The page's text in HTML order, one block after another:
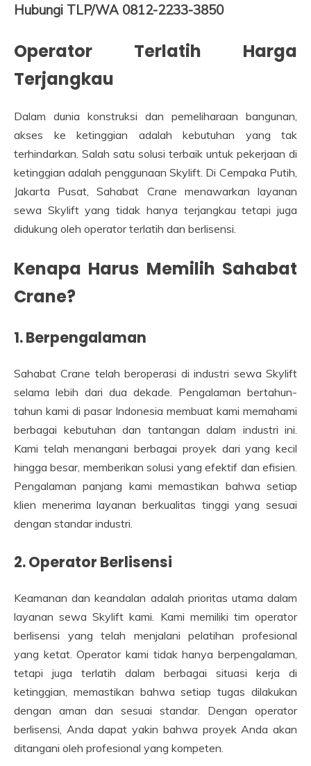
Hubungi TLP/WA 0812-2233-3850
Operator Terlatih Harga
Terjangkau
Dalam dunia konstruksi dan pemeliharaan bangunan,
akses ke ketinggian adalah kebutuhan yang tak
terhindarkan. Salah satu solusi terbaik untuk pekerjaan di
ketinggian adalah penggunaan Skylift. Di Cempaka Putih,
Jakarta Pusat, Sahabat Crane menawarkan layanan
sewa Skylift yang tidak hanya terjangkau tetapi juga
didukung oleh operator terlatih dan berlisensi.
Kenapa Harus Memilih Sahabat
Crane?
1. Berpengalaman
Sahabat Crane telah beroperasi di industri sewa Skylift
selama lebih dari dua dekade. Pengalaman bertahun-
tahun kami di pasar Indonesia membuat kami memahami
berbagai kebutuhan dan tantangan dalam industri ini.
Kami telah menangani berbagai proyek dari yang kecil
hingga besar, memberikan solusi yang efektif dan efisien.
Pengalaman panjang kami memastikan bahwa setiap
klien menerima layanan berkualitas tinggi yang sesuai
dengan standar industri.
2. Operator Berlisensi
Keamanan dan keandalan adalah prioritas utama dalam
layanan sewa Skylift kami. Kami memiliki tim operator
berlisensi yang telah menjalani pelatihan profesional
yang ketat. Operator kami tidak hanya berpengalaman,
tetapi juga terlatih dalam berbagai situasi kerja di
ketinggian, memastikan bahwa setiap tugas dilakukan
dengan aman dan sesuai standar. Dengan operator
berlisensi, Anda dapat yakin bahwa proyek Anda akan
ditangani oleh profesional yang kompeten.